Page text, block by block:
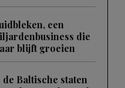
een
die
blijft groeien
de Baltische staten